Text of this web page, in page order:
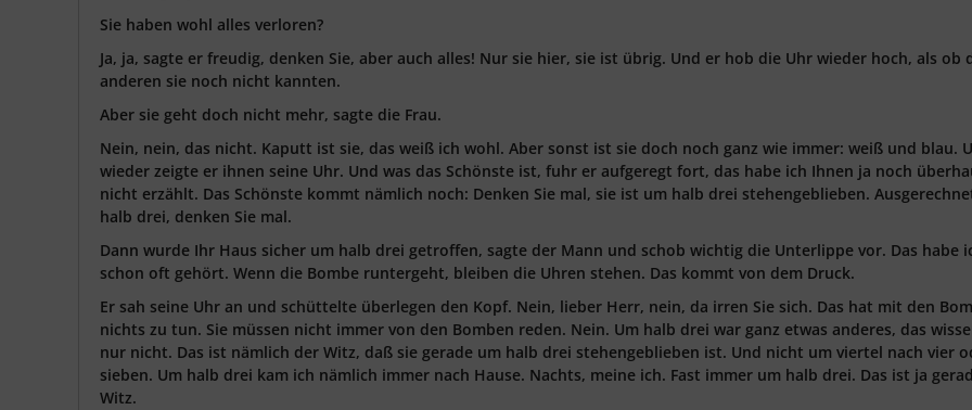
Sie haben wohl alles verloren?
Ja, ja, sagte er freudig, denken Sie, aber auch alles! Nur sie hier, sie ist übrig. Und er hob die Uhr wieder hoch, als ob
anderen sie noch nicht kannten.
Aber sie geht doch nicht mehr, sagte die Frau.
Nein, nein, das nicht. Kaputt ist sie, das weiß ich wohl. Aber sonst ist sie doch noch ganz wie immer: weiß und blau.
wieder zeigte er ihnen seine Uhr. Und was das Schönste ist, fuhr er aufgeregt fort, das habe ich Ihnen ja noch
nicht erzählt. Das Schönste kommt nämlich noch: Denken Sie mal, sie ist um halb drei stehengeblieben.
halb drei, denken Sie mal.
Dann wurde Ihr Haus sicher um halb drei getroffen, sagte der Mann und schob wichtig die Unterlippe vor. Das habe
schon oft gehört. Wenn die Bombe runtergeht, bleiben die Uhren stehen. Das kommt von dem Druck.
Er sah seine Uhr an und schüttelte überlegen den Kopf. Nein, lieber Herr, nein, da irren Sie sich. Das hat mit den
nichts zu tun. Sie müssen nicht immer von den Bomben reden. Nein. Um halb drei war ganz etwas anderes, das
nur nicht. Das ist nämlich der Witz, daß sie gerade um halb drei stehengeblieben ist. Und nicht um viertel nach vier
sieben. Um halb drei kam ich nämlich immer nach Hause. Nachts, meine ich. Fast immer um halb drei. Das ist ja
Witz.